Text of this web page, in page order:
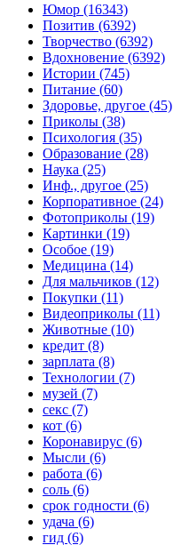
Юмор (16343)
Позитив (6392)
Творчество (6392)
Вдохновение (6392)
Истории (745)
Питание (60)
Здоровье, другое (45)
Приколы (38)
Психология (35)
Образование (28)
Наука (25)
Инф., другое (25)
Корпоративное (24)
Фотоприколы (19)
Картинки (19)
Особое (19)
Медицина (14)
Для мальчиков (12)
Покупки (11)
Видеоприколы (11)
Животные (10)
кредит (8)
зарплата (8)
Технологии (7)
музей (7)
секс (7)
кот (6)
Коронавирус (6)
Мысли (6)
работа (6)
соль (6)
срок годности (6)
удача (6)
гид (6)